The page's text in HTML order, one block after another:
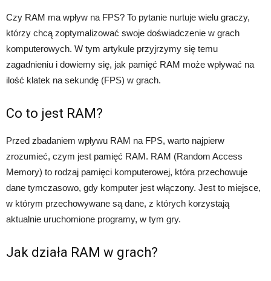
Czy RAM ma wpływ na FPS? To pytanie nurtuje wielu graczy,
którzy chcą zoptymalizować swoje doświadczenie w grach
komputerowych. W tym artykule przyjrzymy się temu
zagadnieniu i dowiemy się, jak pamięć RAM może wpływać na
ilość klatek na sekundę (FPS) w grach.
Co to jest RAM?
Przed zbadaniem wpływu RAM na FPS, warto najpierw
zrozumieć, czym jest pamięć RAM. RAM (Random Access
Memory) to rodzaj pamięci komputerowej, która przechowuje
dane tymczasowo, gdy komputer jest włączony. Jest to miejsce,
w którym przechowywane są dane, z których korzystają
aktualnie uruchomione programy, w tym gry.
Jak działa RAM w grach?